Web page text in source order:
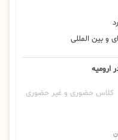
و بین المللی
ارومیه
کلاس حضوری و غیر حضوری